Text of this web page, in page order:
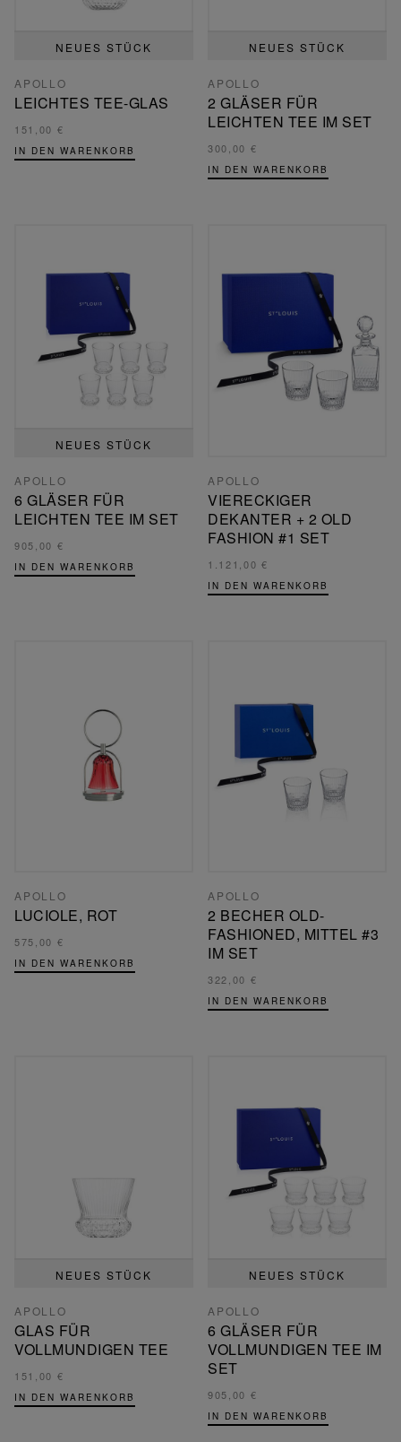
NEUES STÜCK
APOLLO
LEICHTES TEE-GLAS
151,00 €
IN DEN WARENKORB
NEUES STÜCK
APOLLO
2 GLÄSER FÜR
LEICHTEN TEE IM SET
300,00 €
IN DEN WARENKORB
NEUES STÜCK
APOLLO
6 GLÄSER FÜR
LEICHTEN TEE IM SET
905,00 €
IN DEN WARENKORB
APOLLO
VIERECKIGER
DEKANTER + 2 OLD
FASHION #1 SET
1.121,00 €
IN DEN WARENKORB
APOLLO
LUCIOLE, ROT
575,00 €
IN DEN WARENKORB
APOLLO
2 BECHER OLD-
FASHIONED, MITTEL #3
IM SET
322,00 €
IN DEN WARENKORB
NEUES STÜCK
APOLLO
GLAS FÜR
VOLLMUNDIGEN TEE
151,00 €
IN DEN WARENKORB
NEUES STÜCK
APOLLO
6 GLÄSER FÜR
VOLLMUNDIGEN TEE IM
SET
905,00 €
IN DEN WARENKORB